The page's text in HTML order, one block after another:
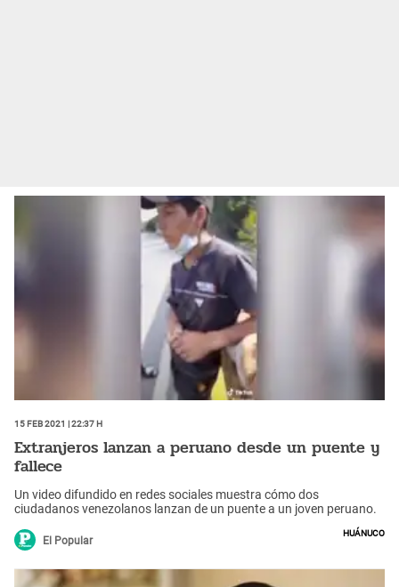
15 Feb 2021 | 22:37 h
Extranjeros lanzan a peruano desde un puente y
fallece
Un video difundido en redes sociales muestra cómo dos
ciudadanos venezolanos lanzan de un puente a un joven peruano.
El Popular
Huánuco